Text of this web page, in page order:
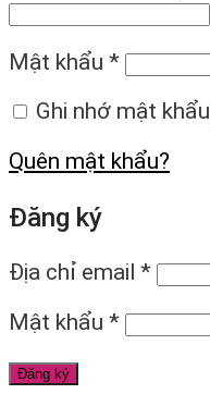
Mật khẩu *
Ghi nhớ mật khẩu
Quên mật khẩu?
Đăng ký
Địa chỉ email *
Mật khẩu *
Đăng ký